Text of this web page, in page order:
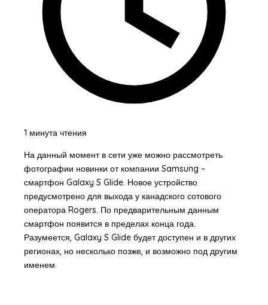
1 минута чтения
На данный момент в сети уже можно рассмотреть
фотографии новинки от компании Samsung –
смартфон Galaxy S Glide. Новое устройство
предусмотрено для выхода у канадского сотового
оператора Rogers. По предварительным данным
смартфон появится в пределах конца года.
Разумеется, Galaxy S Glide будет доступен и в других
регионах, но несколько позже, и возможно под другим
именем.